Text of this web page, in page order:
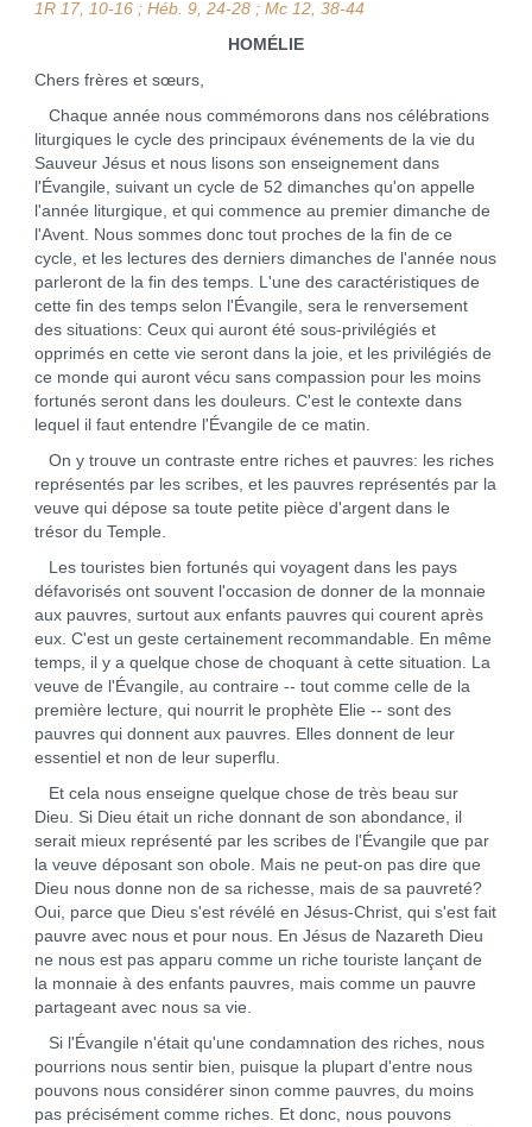
1R 17, 10-16 ; Héb. 9, 24-28 ; Mc 12, 38-44
HOMÉLIE
Chers frères et sœurs,
Chaque année nous commémorons dans nos célébrations
liturgiques le cycle des principaux événements de la vie du
Sauveur Jésus et nous lisons son enseignement dans
l'Évangile, suivant un cycle de 52 dimanches qu'on appelle
l'année liturgique, et qui commence au premier dimanche de
l'Avent. Nous sommes donc tout proches de la fin de ce
cycle, et les lectures des derniers dimanches de l'année nous
parleront de la fin des temps. L'une des caractéristiques de
cette fin des temps selon l'Évangile, sera le renversement
des situations: Ceux qui auront été sous-privilégiés et
opprimés en cette vie seront dans la joie, et les privilégiés de
ce monde qui auront vécu sans compassion pour les moins
fortunés seront dans les douleurs. C'est le contexte dans
lequel il faut entendre l'Évangile de ce matin.
On y trouve un contraste entre riches et pauvres: les riches
représentés par les scribes, et les pauvres représentés par la
veuve qui dépose sa toute petite pièce d'argent dans le
trésor du Temple.
Les touristes bien fortunés qui voyagent dans les pays
défavorisés ont souvent l'occasion de donner de la monnaie
aux pauvres, surtout aux enfants pauvres qui courent après
eux. C'est un geste certainement recommandable. En même
temps, il y a quelque chose de choquant à cette situation. La
veuve de l'Évangile, au contraire -- tout comme celle de la
première lecture, qui nourrit le prophète Elie -- sont des
pauvres qui donnent aux pauvres. Elles donnent de leur
essentiel et non de leur superflu.
Et cela nous enseigne quelque chose de très beau sur
Dieu. Si Dieu était un riche donnant de son abondance, il
serait mieux représenté par les scribes de l'Évangile que par
la veuve déposant son obole. Mais ne peut‑on pas dire que
Dieu nous donne non de sa richesse, mais de sa pauvreté?
Oui, parce que Dieu s'est révélé en Jésus‑Christ, qui s'est fait
pauvre avec nous et pour nous. En Jésus de Nazareth Dieu
ne nous est pas apparu comme un riche touriste lançant de
la monnaie à des enfants pauvres, mais comme un pauvre
partageant avec nous sa vie.
Si l'Évangile n'était qu'une condamnation des riches, nous
pourrions nous sentir bien, puisque la plupart d'entre nous
pouvons nous considérer sinon comme pauvres, du moins
pas précisément comme riches. Et donc, nous pouvons